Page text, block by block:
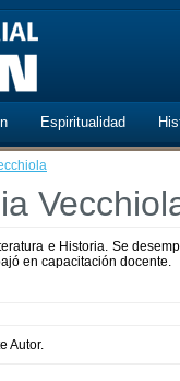
Espiritualidad
e Historia. Se
en capacitación docente.
Autor.